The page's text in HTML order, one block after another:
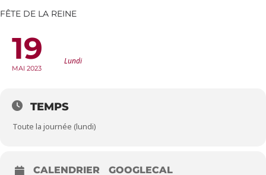
FÊTE DE LA REINE
19
MAI 2023
Lundi
TEMPS
Toute la journée (lundi)
CALENDRIER GOOGLECAL